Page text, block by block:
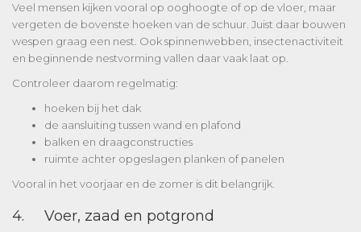
Veel mensen kijken vooral op ooghoogte of op de vloer, maar
vergeten de bovenste hoeken van de schuur. Juist daar bouwen
wespen graag een nest. Ook spinnenwebben, insectenactiviteit
en beginnende nestvorming vallen daar vaak laat op.
Controleer daarom regelmatig:
hoeken bij het dak
de aansluiting tussen wand en plafond
balken en draagconstructies
ruimte achter opgeslagen planken of panelen
Vooral in het voorjaar en de zomer is dit belangrijk.
4. Voer, zaad en potgrond